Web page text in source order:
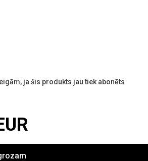
ja šis produkts jau tiek abonēts